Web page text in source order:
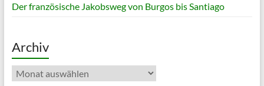
Der französische Jakobsweg von Burgos bis Santiago
Archiv
Archiv